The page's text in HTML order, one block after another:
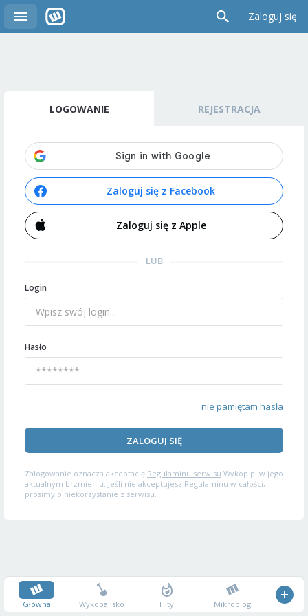
Zaloguj się
LOGOWANIE REJESTRACJA
Zaloguj się z Facebook
Zaloguj się z Apple
LUB
Login
Hasło
nie pamiętam hasła
ZALOGUJ SIĘ
Zalogowanie oznacza akceptację Regulaminu serwisu Wykop.pl w jego
aktualnym brzmieniu. Jeśli nie akceptujesz Regulaminu w całości,
prosimy o niekorzystanie z serwisu.
Główna Wykopalisko Hity Mikroblog